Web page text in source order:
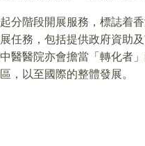
分階段開展服務，標誌着
任務，包括提供政府資助
醫醫院亦會擔當「轉化者
，以至國際的整體發展。